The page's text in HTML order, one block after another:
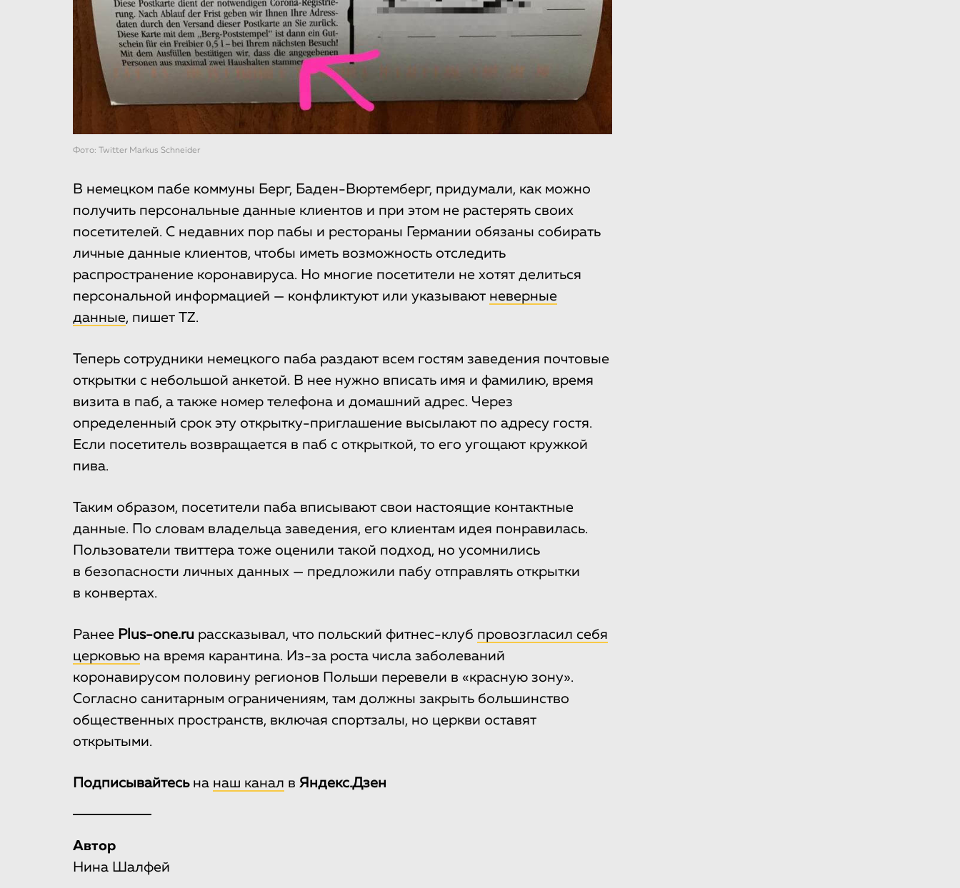
Фото: Twitter Markus Schneider
В немецком пабе коммуны Берг, Баден-Вюртемберг, придумали, как можно
получить персональные данные клиентов и при этом не растерять своих
посетителей. С недавних пор пабы и рестораны Германии обязаны собирать
личные данные клиентов, чтобы иметь возможность отследить
распространение коронавируса. Но многие посетители не хотят делиться
персональной информацией — конфликтуют или указывают неверные
данные, пишет TZ.
Теперь сотрудники немецкого паба раздают всем гостям заведения почтовые
открытки с небольшой анкетой. В нее нужно вписать имя и фамилию, время
визита в паб, а также номер телефона и домашний адрес. Через
определенный срок эту открытку-приглашение высылают по адресу гостя.
Если посетитель возвращается в паб с открыткой, то его угощают кружкой
пива.
Таким образом, посетители паба вписывают свои настоящие контактные
данные. По словам владельца заведения, его клиентам идея понравилась.
Пользователи твиттера тоже оценили такой подход, но усомнились
в безопасности личных данных — предложили пабу отправлять открытки
в конвертах.
Ранее Plus-one.ru рассказывал, что польский фитнес-клуб провозгласил себя
церковью на время карантина. Из-за роста числа заболеваний
коронавирусом половину регионов Польши перевели в «красную зону».
Согласно санитарным ограничениям, там должны закрыть большинство
общественных пространств, включая спортзалы, но церкви оставят
открытыми.
Подписывайтесьна наш канал в Яндекс.Дзен
Автор
Нина Шалфей